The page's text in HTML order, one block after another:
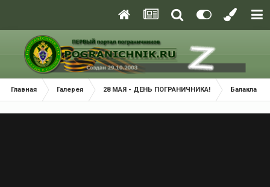
Главная Галерея 28 МАЯ - ДЕНЬ ПОГРАНИЧНИКА! Балаклава